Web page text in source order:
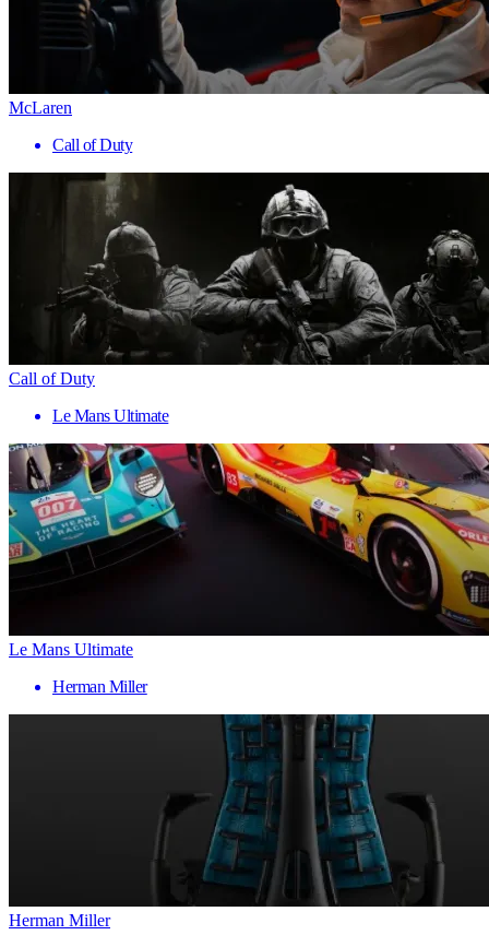
McLaren
Call of Duty
Call of Duty
Le Mans Ultimate
Le Mans Ultimate
Herman Miller
Herman Miller